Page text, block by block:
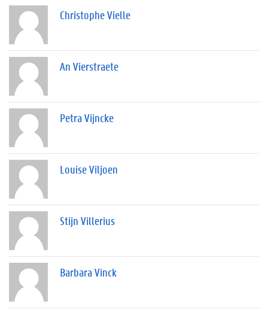
Christophe Vielle
An Vierstraete
Petra Vijncke
Louise Viljoen
Stijn Villerius
Barbara Vinck